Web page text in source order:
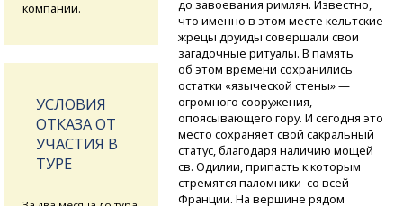
до завоевания римлян. Известно,
что именно в этом месте кельтские
жрецы друиды совершали свои
загадочные ритуалы. В память
об этом времени сохранились
остатки «языческой стены» —
огромного сооружения,
опоясывающего гору. И сегодня это
место сохраняет свой сакральный
статус, благодаря наличию мощей
св. Одилии, припасть к которым
стремятся паломники со всей
Франции. На вершине рядом
компании.
УСЛОВИЯ
ОТКАЗА ОТ
УЧАСТИЯ В
ТУРЕ